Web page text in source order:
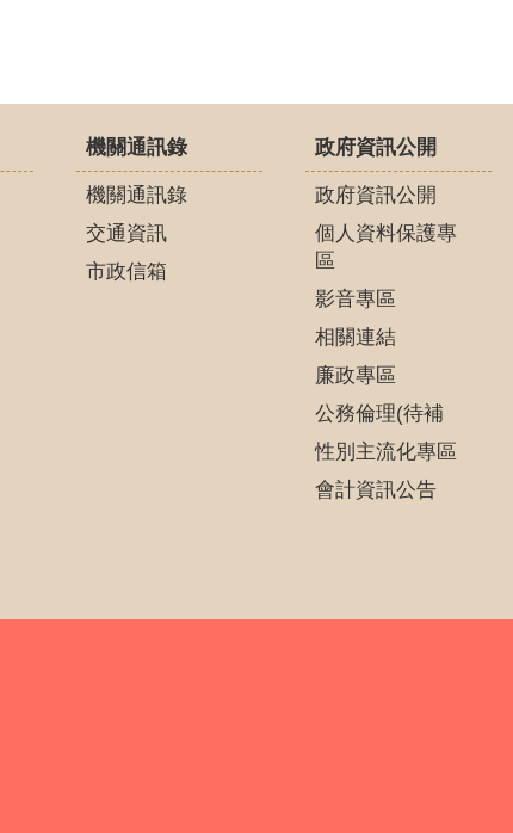
機關通訊錄
機關通訊錄
交通資訊
市政信箱
政府資訊公開
政府資訊公開
個人資料保護專
區
影音專區
相關連結
廉政專區
公務倫理(待補
性別主流化專區
會計資訊公告